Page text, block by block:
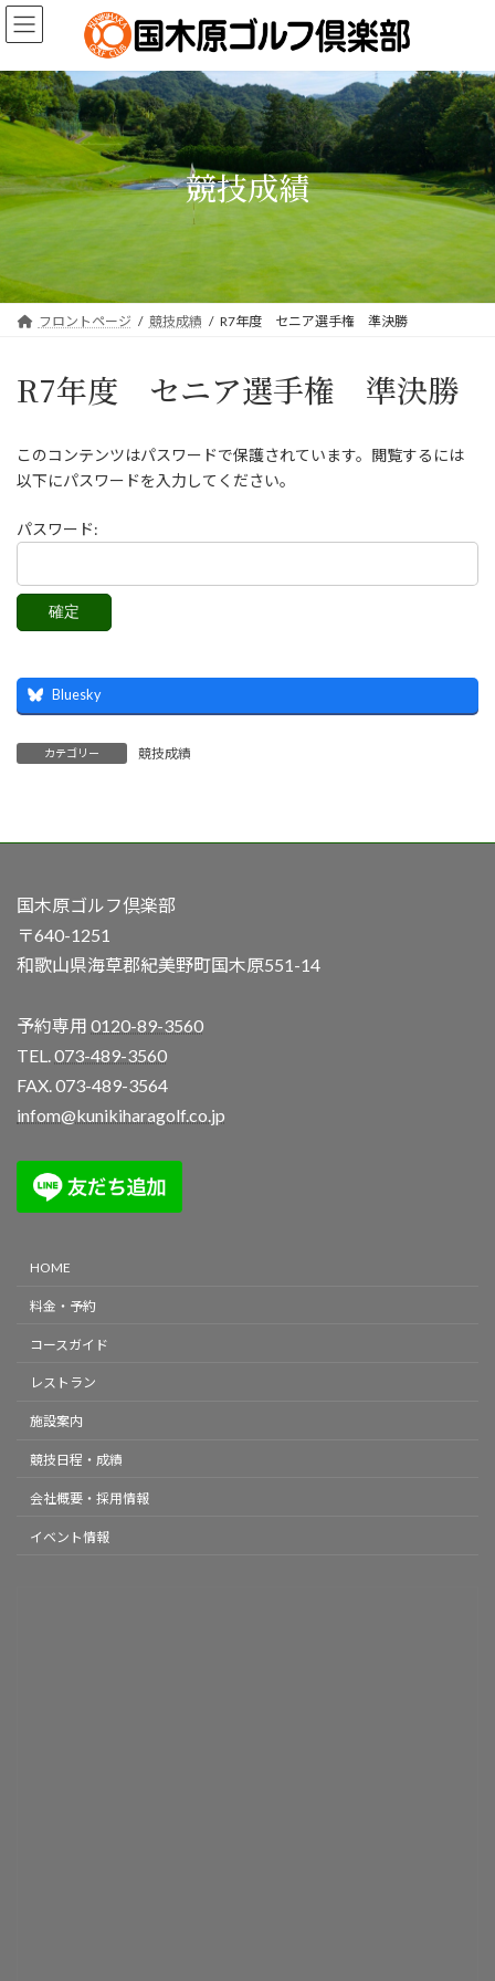
コ
ン
ン
ツ
へ
キ
ッ
プ
ナ
ビ
ー
シ
ョ
に
移
動
競技成績
フロントページ 競技成績 R7年度 セニア選手権 準決勝
R7年度 セニア選手権 準決勝
このコンテンツはパスワードで保護されています。閲覧するには
以下にパスワードを入力してください。
パスワード:
Bluesky
カテゴリー 競技成績
国木原ゴルフ倶楽部
〒640-1251
和歌山県海草郡紀美野町国木原551-14
予約専用 0120-89-3560
TEL.073-489-3560
FAX. 073-489-3564
infom@kunikiharagolf.co.jp
HOME
料金・予約
コースガイド
レストラン
施設案内
競技日程・成績
会社概要・採用情報
イベント情報